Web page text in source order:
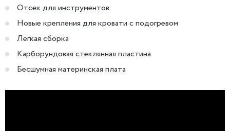
Отсек для инструментов
Новые крепления для кровати с подогревом
Легкая сборка
Карборундовая стеклянная пластина
Бесшумная материнская плата